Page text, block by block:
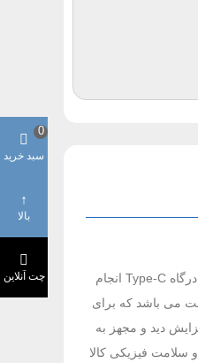
دستگاه پاک کننده چسب مکانیک مدل MECHANIC IR14 ابزاری مناسب برای پاک کردن چسب OCA می باشد.این دستگاه دارای باتری داخلی قابل شارژ که شارژ باتری از طریق درگاه Type-C انجام
می باشد که برای
در جلوی دستگاه برای افزایش دید و مجهز به
سلامت فیزیکی کالا
سبد خرید
0
بالا
چت آنلاین